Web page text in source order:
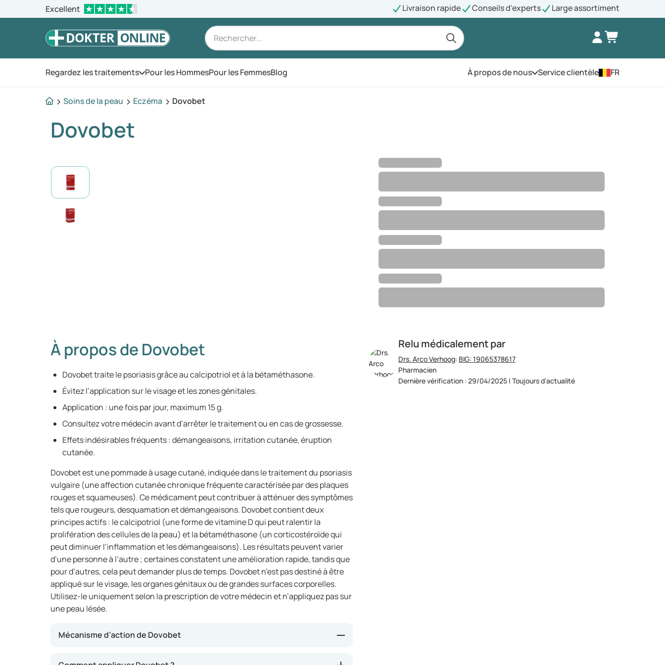
Excellent Livraison rapide Conseils d'experts Large assortiment
Regardez les traitementsOuvrez le menu
Pour les HommesPour les FemmesBlog À propos de nousOuvrez le menu
Service clientèle FR
Soins de la peau Eczéma Dovobet
Dovobet
Relu médicalement par
Drs. Arco Verhoog: BIG: 19065378617
Pharmacien
Dernière vérification : 29/04/2025 | Toujours d’actualité
À propos de Dovobet
Dovobet traite le psoriasis grâce au calcipotriol et à la bétaméthasone.
Évitez l’application sur le visage et les zones génitales.
Application : une fois par jour, maximum 15 g.
Consultez votre médecin avant d’arrêter le traitement ou en cas de grossesse.
Effets indésirables fréquents : démangeaisons, irritation cutanée, éruption
cutanée.
Dovobet est une pommade à usage cutané, indiquée dans le traitement du psoriasis
vulgaire (une affection cutanée chronique fréquente caractérisée par des plaques
rouges et squameuses). Ce médicament peut contribuer à atténuer des symptômes
tels que rougeurs, desquamation et démangeaisons. Dovobet contient deux
principes actifs : le calcipotriol (une forme de vitamine D qui peut ralentir la
prolifération des cellules de la peau) et la bétaméthasone (un corticostéroïde qui
peut diminuer l’inflammation et les démangeaisons). Les résultats peuvent varier
d’une personne à l’autre ; certaines constatent une amélioration rapide, tandis que
pour d’autres, cela peut demander plus de temps. Dovobet n’est pas destiné à être
appliqué sur le visage, les organes génitaux ou de grandes surfaces corporelles.
Utilisez-le uniquement selon la prescription de votre médecin et n’appliquez pas sur
une peau lésée.
Mécanisme d’action de Dovobet